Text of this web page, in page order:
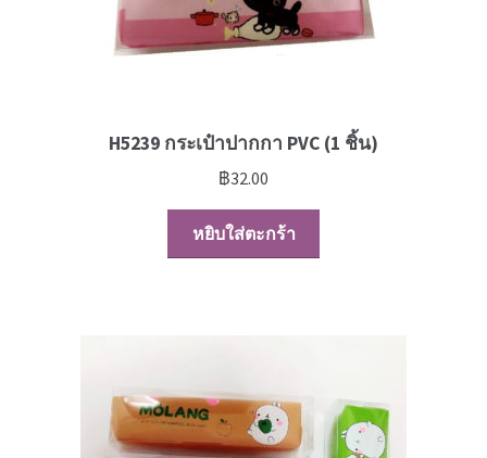
H5239 กระเป๋าปากกา PVC (1 ชิ้น)
฿32.00
หยิบใส่ตะกร้า